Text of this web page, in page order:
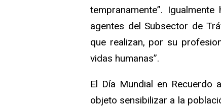
tempranamente”.
agentes del Subsector de
que realizan, por su
vidas humanas”.
El Día Mundial en
objeto sensibilizar a la